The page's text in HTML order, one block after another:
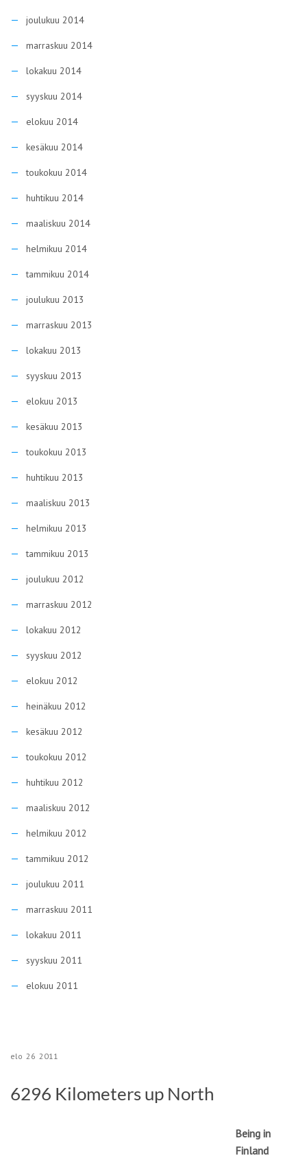
joulukuu 2014
marraskuu 2014
lokakuu 2014
syyskuu 2014
elokuu 2014
kesäkuu 2014
toukokuu 2014
huhtikuu 2014
maaliskuu 2014
helmikuu 2014
tammikuu 2014
joulukuu 2013
marraskuu 2013
lokakuu 2013
syyskuu 2013
elokuu 2013
kesäkuu 2013
toukokuu 2013
huhtikuu 2013
maaliskuu 2013
helmikuu 2013
tammikuu 2013
joulukuu 2012
marraskuu 2012
lokakuu 2012
syyskuu 2012
elokuu 2012
heinäkuu 2012
kesäkuu 2012
toukokuu 2012
huhtikuu 2012
maaliskuu 2012
helmikuu 2012
tammikuu 2012
joulukuu 2011
marraskuu 2011
lokakuu 2011
syyskuu 2011
elokuu 2011
elo 26 2011
6296 Kilometers up North
Being in
Finland